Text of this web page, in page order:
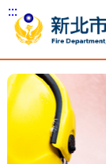
跳到主要內容區
:::